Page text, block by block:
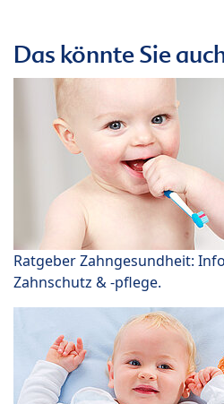
Das könnte Sie
Ratgeber Zahngesundheit:
Zahnschutz & -pflege.